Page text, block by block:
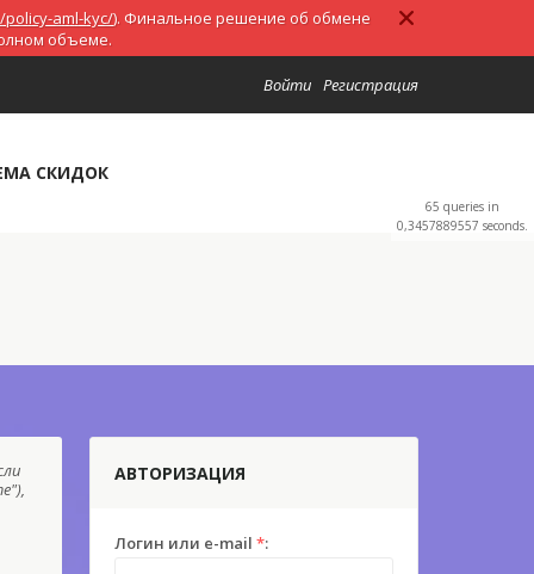
aml-kyc/). Финальное решение об обмене
объеме.
Регистрация
Войти
СКИДОК
АВТОРИЗАЦИЯ
Логин или e-mail *:
65 queries in
0,3457889557 seconds.